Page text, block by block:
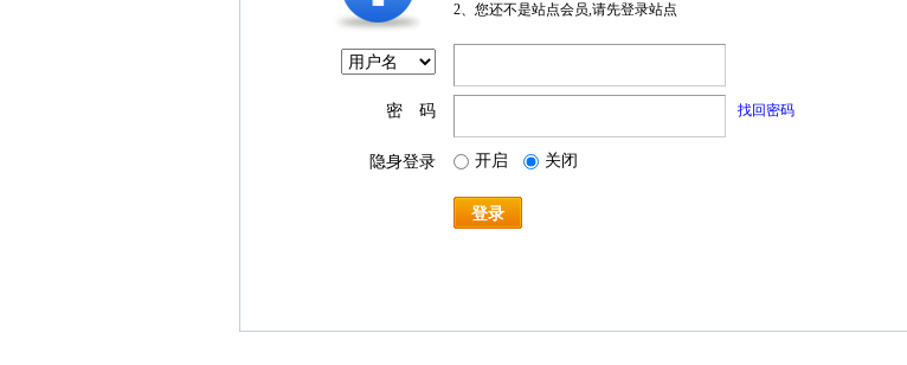
2、您还不是站点会员,请先登录站点
密 码 找回密码
隐身登录 开启 关闭
登录